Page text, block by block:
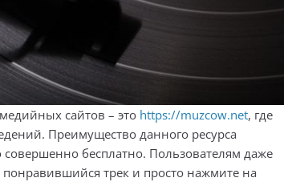
сайтов – это https://muzcow.net, где
Преимущество данного ресурса
совершенно бесплатно. Пользователям даже
понравившийся трек и просто нажмите на